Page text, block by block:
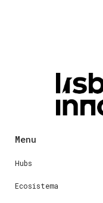
Menu
Hubs
Ecosistema